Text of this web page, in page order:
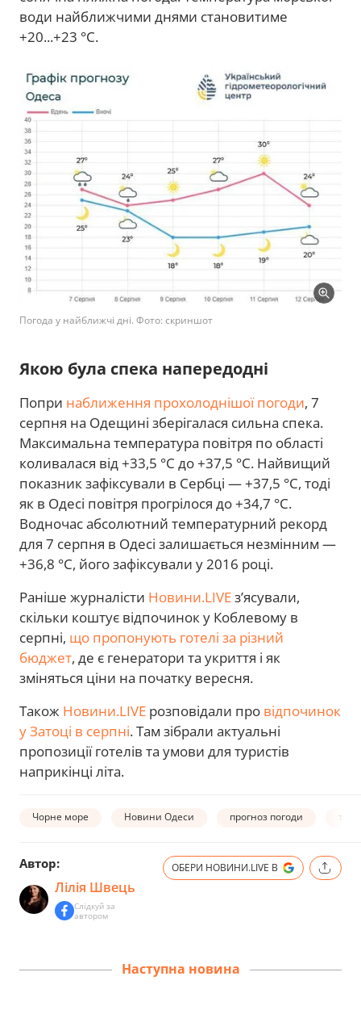
води найближчими днями становитиме
+20...+23 °C.
Погода у найближчі дні. Фото: скриншот
Якою була спека напередодні
Попри наближення прохолоднішої погоди, 7
серпня на Одещині зберігалася сильна спека.
Максимальна температура повітря по області
коливалася від +33,5 °C до +37,5 °C. Найвищий
показник зафіксували в Сербці — +37,5 °C, тоді
як в Одесі повітря прогрілося до +34,7 °C.
Водночас абсолютний температурний рекорд
для 7 серпня в Одесі залишається незмінним —
+36,8 °C, його зафіксували у 2016 році.
Раніше журналісти Новини.LIVEз’ясували,
скільки коштує відпочинок у Коблевому в
серпні, що пропонують готелі за різний
бюджет, де є генератори та укриття і як
зміняться ціни на початку вересня.
Також Новини.LIVE розповідали про відпочинок
у Затоці в серпні. Там зібрали актуальні
пропозиції готелів та умови для туристів
наприкінці літа.
Чорне море Новини Одеси прогноз погоди
Автор:
Лілія Швець
Слідкуй за
автором
ОБЕРИ НОВИНИ.LIVE В
Наступна новина